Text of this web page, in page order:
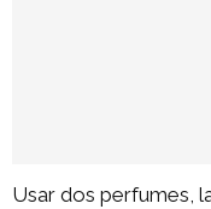
Usar dos perfumes,